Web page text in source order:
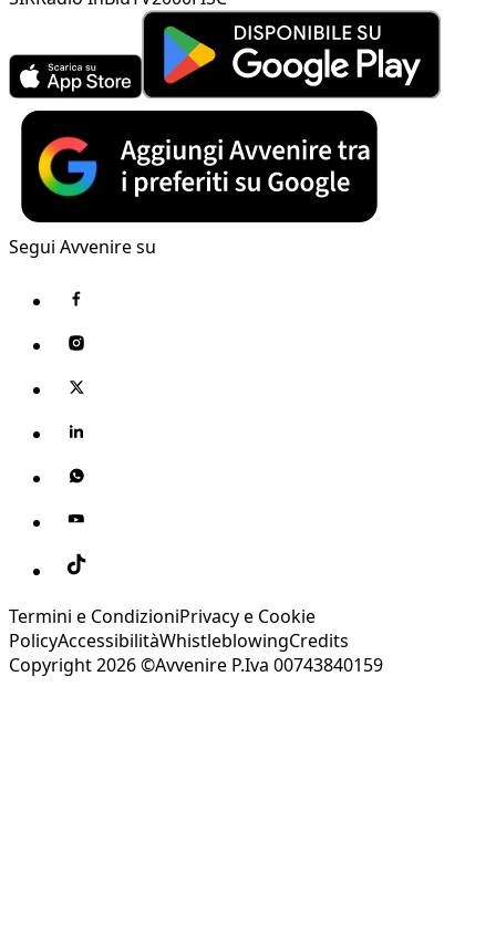
Segui Avvenire su
Termini e CondizioniPrivacy e Cookie
PolicyAccessibilitàWhistleblowingCredits
Copyright 2026 ©Avvenire P.Iva 00743840159